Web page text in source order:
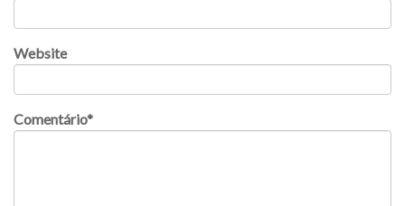
Website
Comentário*